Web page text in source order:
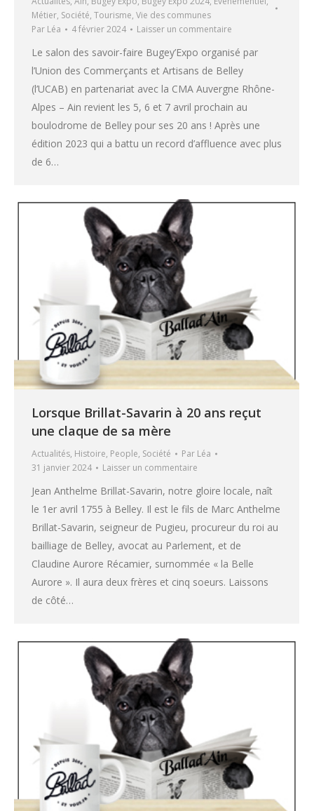
Métier, Société, Tourisme, Vie des communes
Par Léa 4 février 2024 Laisser un commentaire
Le salon des savoir-faire Bugey’Expo organisé par
l’Union des Commerçants et Artisans de Belley
(l’UCAB) en partenariat avec la CMA Auvergne Rhône-
Alpes – Ain revient les 5, 6 et 7 avril prochain au
boulodrome de Belley pour ses 20 ans ! Après une
édition 2023 qui a battu un record d’affluence avec plus
de 6…
Lorsque Brillat-Savarin à 20 ans reçut
une claque de sa mère
Actualités, Histoire, People, Société Par Léa
31 janvier 2024
Laisser un commentaire
Jean Anthelme Brillat-Savarin, notre gloire locale, naît
le 1er avril 1755 à Belley. Il est le fils de Marc Anthelme
Brillat-Savarin, seigneur de Pugieu, procureur du roi au
bailliage de Belley, avocat au Parlement, et de
Claudine Aurore Récamier, surnommée « la Belle
Aurore ». Il aura deux frères et cinq soeurs. Laissons
de côté…